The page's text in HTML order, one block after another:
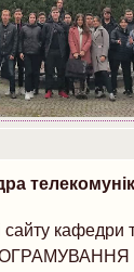
сайту кафедри